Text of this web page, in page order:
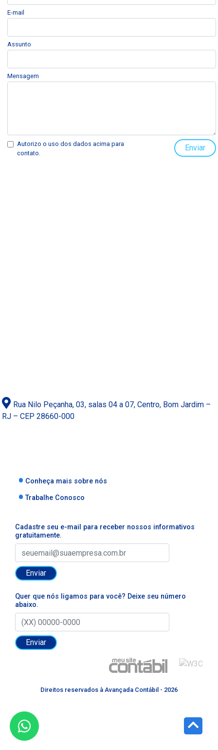
E-mail
Assunto
Mensagem
Autorizo o uso dos dados acima para
contato.
Enviar
Rua Nilo Peçanha, 03, salas 04 a 07, Centro, Bom Jardim –
RJ – CEP 28660-000
Conheça mais sobre nós
Trabalhe Conosco
Cadastre seu e-mail para receber nossos informativos
gratuitamente.
Enviar
Quer que nós ligamos para você? Deixe seu número
abaixo.
Enviar
Direitos reservados à Avançada Contábil - 2026